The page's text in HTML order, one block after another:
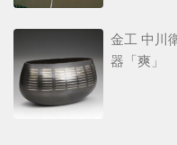
金工 中川
器「爽」